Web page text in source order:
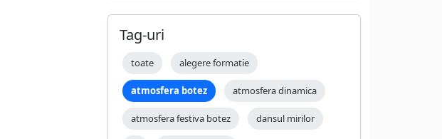
Tag-uri
toate alegere formatie
atmosfera botez atmosfera dinamica
atmosfera festiva botez dansul mirilor